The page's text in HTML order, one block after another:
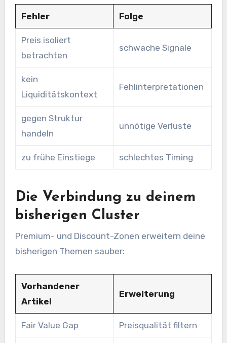
Fehler Folge
Preis isoliert
betrachten
schwache Signale
kein
Liquiditätskontext
Fehlinterpretationen
gegen Struktur
handeln
unnötige Verluste
zu frühe Einstiege schlechtes Timing
Die Verbindung zu deinem
bisherigen Cluster
Premium- und Discount-Zonen erweitern deine
bisherigen Themen sauber:
Vorhandener
Artikel
Erweiterung
Fair Value Gap Preisqualität filtern